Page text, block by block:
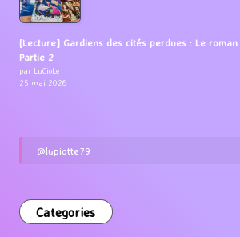
[Lecture] Gardiens des cités perdues : Le
Partie 2
par LuCioLe
25 mai 2026
@lupiotte79
Categories